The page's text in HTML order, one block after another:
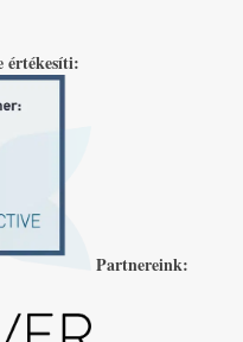
értékesíti:
Partnereink: